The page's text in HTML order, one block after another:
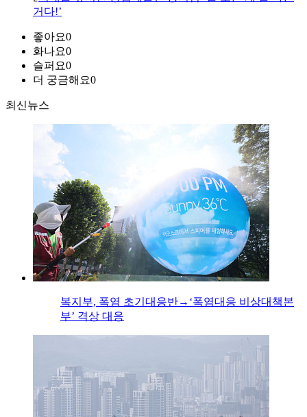
거다!’
좋아요0
화나요0
슬퍼요0
더 궁금해요0
최신뉴스
복지부, 폭염 초기대응반→‘폭염대응 비상대책본
부’ 격상 대응